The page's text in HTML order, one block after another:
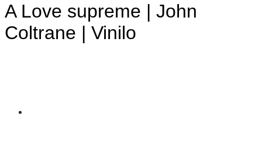
A Love supreme | John
Coltrane | Vinilo